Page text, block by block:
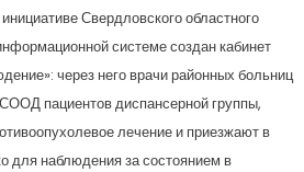
Свердловского областного
системе создан кабинет
через него врачи районных больниц
пациентов диспансерной группы,
лечение и приезжают в
для наблюдения за состоянием в